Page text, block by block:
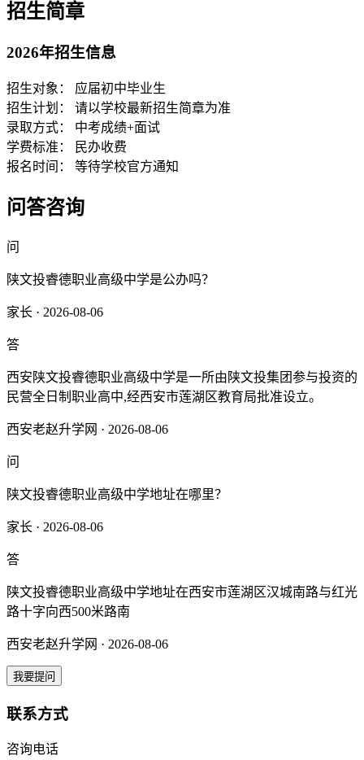
招生简章
2026年招生信息
招生对象：
应届初中毕业生
招生计划：
请以学校最新招生简章为准
录取方式：
中考成绩+面试
学费标准：
民办收费
报名时间：
等待学校官方通知
问答咨询
问
陕文投睿德职业高级中学是公办吗？
家长 · 2026-08-06
答
西安陕文投睿德职业高级中学是一所由陕文投集团参与投资的
民营全日制职业高中,经西安市莲湖区教育局批准设立。
西安老赵升学网 · 2026-08-06
问
陕文投睿德职业高级中学地址在哪里？
家长 · 2026-08-06
答
陕文投睿德职业高级中学地址在西安市莲湖区汉城南路与红光
路十字向西500米路南
西安老赵升学网 · 2026-08-06
我要提问
联系方式
咨询电话